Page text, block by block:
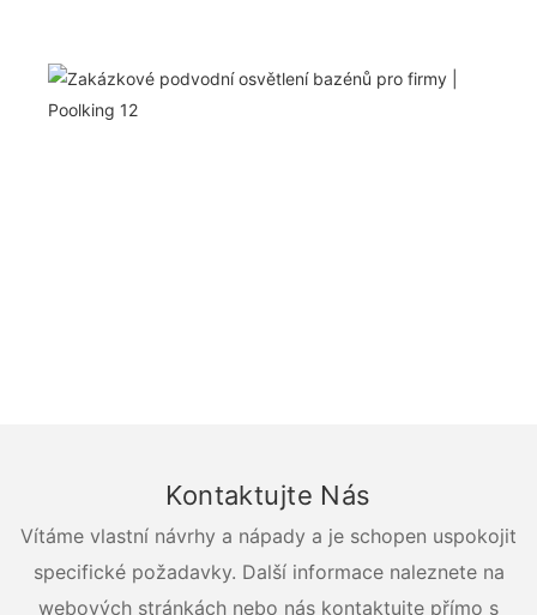
Kontaktujte Nás
Vítáme vlastní návrhy a nápady a je schopen uspokojit
specifické požadavky. Další informace naleznete na
webových stránkách nebo nás kontaktujte přímo s